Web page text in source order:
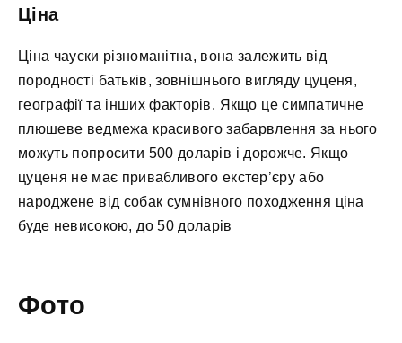
Ціна
Ціна чауски різноманітна, вона залежить від
породності батьків, зовнішнього вигляду цуценя,
географії та інших факторів. Якщо це симпатичне
плюшеве ведмежа красивого забарвлення за нього
можуть попросити 500 доларів і дорожче. Якщо
цуценя не має привабливого екстер’єру або
народжене від собак сумнівного походження ціна
буде невисокою, до 50 доларів
Фото